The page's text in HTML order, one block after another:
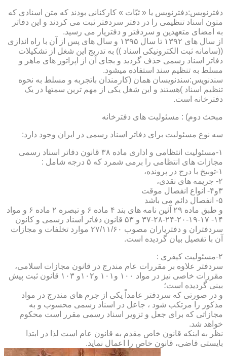
دفترنویس:دفترنویس یا « ثبّات » کارکنانی بودند که متن اسنادی که
متون اسناد تنظیمی را در دفتر سردفتر ثبت می کردند و این دفاتر
به امضای متعهدین و سردفتر و دفتریار می رسید.
از سال های ۱۳۹۲ تا سال ۱۳۹۵ و سال های پس از آن با راه اندازی
((سامانه ثبت الکترونیکی اسناد )) به تدریج این شغل از تشکیلات
دفاتر اسناد رسمی حذف گردید و بجای آن از اپراتور های ماهر و
مسلط به تنظیم سند استفاده میشود.
سندنویس:سندنویسان همان (کارمندان باتجربه و مسلط به نحوه
تنظیم اسناد )هستند و این شغل یکی از مهم ترین سمتها در یک
دفترخانه است.
مبحث دوم) : مسئولیت های دفترخانه
سه نوع مسئولیت برای دفاتر اسناد رسمی در ایران وجود دارد:
۱-مسئولیت انتظامی و اداری ماده ۳۸ قانون دفاتر اسناد رسمی
مجازات های انتظامی را برمی شمرد که ۵ درجه شامل :
۱-توبیخ با درج در پرونده،
۲- جریمه های نقدی،
۳و۴- انواع انفصال موقت
۵- انفصال دائم می باشد
و طبق ماده ۲۹ آئین نامه های بند ۴ ماده ۶ و تبصره ۲ ماده ۶ و مواد
۱۴- ۱۷-۱۹-۲۰-۲۴-۲۸-۳۷ و ۵۳ قانون دفاتر اسناد رسمی و کانون
سردفتران و دفتریاران مصوب ۲۷/۱۱/۶۰ موارد تخلفات و مجازات
آن با تفصیل بیان گردیده است.
۲-مسئولیت کیفری :
سردفتر علاوه بر مقررات عام مندرج در قانون مجازات اسلامی،
مقررات خاصی نیز در مواد ۱۰۰ و۱۰۱ و۱۰۲و ۱۰۳ قانون ثبت پیش
بینی گردیده است؛
و در صورتی که سردفتر عامداً یکی از جرم های مندرج در مواد
مذکور را مرتکب شود ، جاعل در اسناد رسمی محسوب و به
مجازاتی که برای جعل و تزویر اسناد رسمی مقرر است محکوم
خواهد شد.
نظر به اینکه قانون خاص مقدم به قانون عام است لذا در ابتدا
بایستی قاضی، قانون خاص را اعمال نماید.